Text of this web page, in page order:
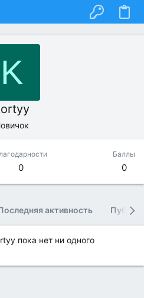
K
0
Баллы
0
активность
пока нет ни одного